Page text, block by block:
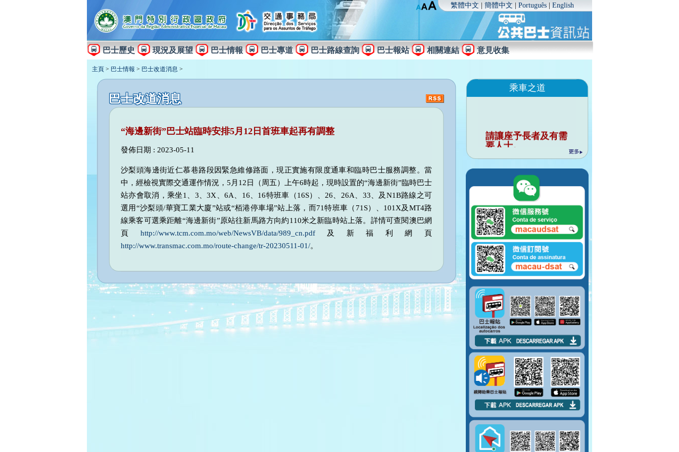
繁體中文 簡體中文 Português English
巴士歷史 現況及展望 巴士情報 巴士專道 巴士路線查詢 巴士報站 相關連結 意見收集
主頁 > 巴士情報 > 巴士改道消息 >
巴士改道消息
“海邊新街”巴士站臨時安排5月12日首班車起再有調整
發佈日期 : 2023-05-11
沙梨頭海邊街近仁慕巷路段因緊急維修路面，現正實施有限度通車和臨時巴士服務調整。當
中，經檢視實際交通運作情況，5月12日（周五）上午6時起，現時設置的“海邊新街”臨時巴士
站亦會取消，乘坐1、3、3X、6A、16、16特班車（16S）、26、26A、33、及N1B路線之可
選用“沙梨頭/華寶工業大廈”站或“栢港停車場”站上落，而71特班車（71S）、101X及MT4路
線乘客可選乘距離“海邊新街”原站往新馬路方向約110米之新臨時站上落。詳情可查閱澳巴網
頁 http://www.tcm.com.mo/web/NewsVB/data/989_cn.pdf及新福利網頁
http://www.transmac.com.mo/route-change/tr-20230511-01/。
乘車之道
請讓座予長者及有需
要人士。
請勿把個人物品佔用
行車時請緊握扶手。
請向將抵站巴士揚
手，示意登車。
請排隊上車。 請勿將
腳踏到對面座位上。
請先包裹好易碎物品
才上車。
嚴禁在車廂內吸煙。
請勿攜帶大型物件上
巴士。
上車後請盡量行入車
廂中間。
巴士未停穩，請勿上
落車。
請於指定車門上落
車。